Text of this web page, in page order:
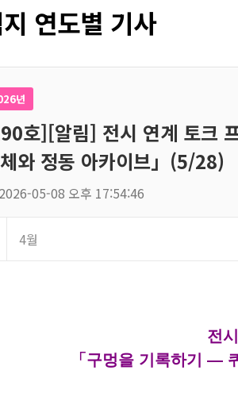
연도별 기사
년
호][알림] 전시 연계 토크
와 정동 아카이브」(5/28)
2026-05-08 오후 17:54:46
4월
전
「구멍을 기록하기 —